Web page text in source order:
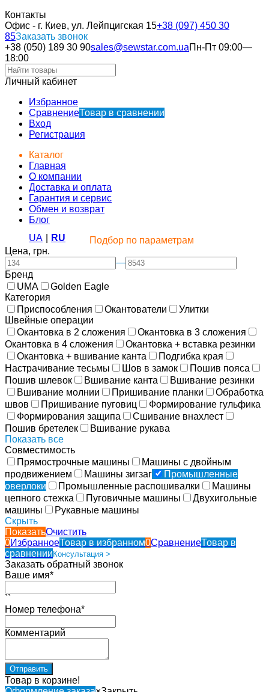
Контакты
Офис - г. Киев, ул. Лейпцигская 15+38 (097) 450 30
85Заказать звонок
+38 (050) 189 30 90sales@sewstar.com.uaПн-Пт 09:00—
18:00
Личный кабинет
Избранное
СравнениеТовар в сравнении
Вход
Регистрация
Каталог
Главная
О компании
Доставка и оплата
Гарантия и сервис
Обмен и возврат
Блог
UA
RU
Подбор по параметрам
Цена, грн.
—
Бренд
UMA
Golden Eagle
Категория
Приспособления
Окантователи
Улитки
Швейные операции
Окантовка в 2 сложения
Окантовка в 3 сложения
Окантовка в 4 сложения
Окантовка + вставка резинки
Окантовка + вшивание канта
Подгибка края
Настрачивание тесьмы
Шов в замок
Пошив пояса
Пошив шлевок
Вшивание канта
Вшивание резинки
Вшивание молнии
Пришивание планки
Обработка
швов
Пришивание пуговиц
Формирование гульфика
Формирования защипа
Сшивание внахлест
Пошив бретелек
Вшивание рукава
Показать все
Совместимость
Прямострочные машины
Машины с двойным
продвижением
Машины зигзаг
Промышленные
оверлоки
Промышленные распошивалки
Машины
цепного стежка
Пуговичные машины
Двухигольные
машины
Рукавные машины
Скрыть
ПоказатьОчистить
0ИзбранноеТовар в избранном0СравнениеТовар в
сравнении Консультация >
Заказать обратный звонок
Ваше имя*
``
Номер телефона*
Комментарий
Товар в корзине!